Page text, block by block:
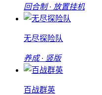
回合制 · 放置挂机
无尽探险队
养成 · 竖版
百战群英